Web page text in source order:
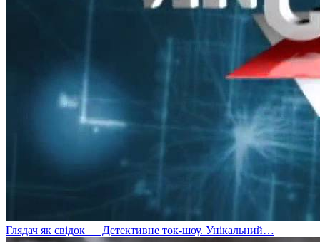
Глядач як свідок Детективне ток-шоу. Унікальний…